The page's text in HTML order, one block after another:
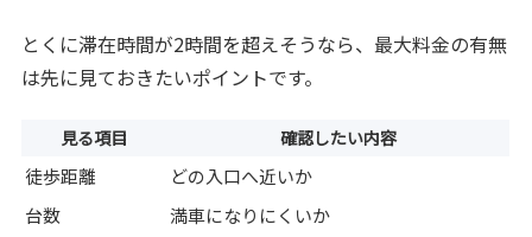
とくに滞在時間が2時間を超えそうなら、最大料金の有無
は先に見ておきたいポイントです。
見る項目 確認したい内容
徒歩距離
どの入口へ近いか
台数
満車になりにくいか